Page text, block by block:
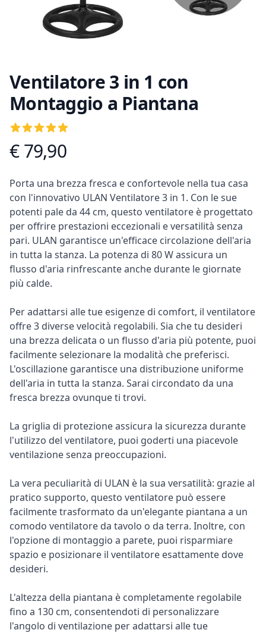
Ventilatore 3 in 1 con
Montaggio a Piantana
Recensioni
5out of 5 stars
Informazioni prodotto
€ 79,90
Descrizione
Porta una brezza fresca e confortevole nella tua casa
con l'innovativo ULAN Ventilatore 3 in 1. Con le sue
potenti pale da 44 cm, questo ventilatore è progettato
per offrire prestazioni eccezionali e versatilità senza
pari. ULAN garantisce un'efficace circolazione dell'aria
in tutta la stanza. La potenza di 80 W assicura un
flusso d'aria rinfrescante anche durante le giornate
più calde.
Per adattarsi alle tue esigenze di comfort, il ventilatore
offre 3 diverse velocità regolabili. Sia che tu desideri
una brezza delicata o un flusso d'aria più potente, puoi
facilmente selezionare la modalità che preferisci.
L'oscillazione garantisce una distribuzione uniforme
dell'aria in tutta la stanza. Sarai circondato da una
fresca brezza ovunque ti trovi.
La griglia di protezione assicura la sicurezza durante
l'utilizzo del ventilatore, puoi goderti una piacevole
ventilazione senza preoccupazioni.
La vera peculiarità di ULAN è la sua versatilità: grazie al
pratico supporto, questo ventilatore può essere
facilmente trasformato da un'elegante piantana a un
comodo ventilatore da tavolo o da terra. Inoltre, con
l'opzione di montaggio a parete, puoi risparmiare
spazio e posizionare il ventilatore esattamente dove
desideri.
L'altezza della piantana è completamente regolabile
fino a 130 cm, consentendoti di personalizzare
l'angolo di ventilazione per adattarsi alle tue